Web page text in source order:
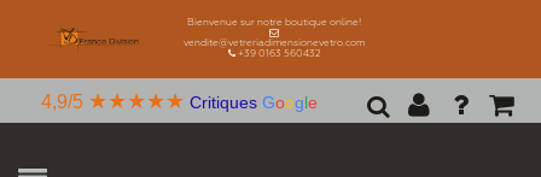
Bienvenue sur notre boutique online!
vendite@vetreriadimensionevetro.com
+39 0163 560432
4,9/5 ★★★★★ Critiques Google